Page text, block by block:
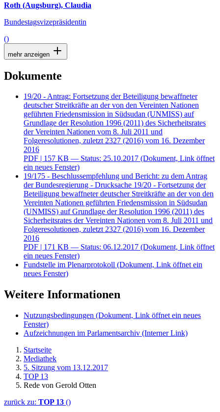
Roth (Augsburg), Claudia
Bundestagsvizepräsidentin
()
mehr anzeigen
Dokumente
19/20 - Antrag: Fortsetzung der Beteiligung bewaffneter
deutscher Streitkräfte an der von den Vereinten Nationen
geführten Friedensmission in Südsudan (UNMISS) auf
Grundlage der Resolution 1996 (2011) des Sicherheitsrates
der Vereinten Nationen vom 8. Juli 2011 und
Folgeresolutionen, zuletzt 2327 (2016) vom 16. Dezember
2016
PDF | 157 KB — Status: 25.10.2017 (Dokument, Link öffnet
ein neues Fenster)
19/175 - Beschlussempfehlung und Bericht: zu dem Antrag
der Bundesregierung - Drucksache 19/20 - Fortsetzung der
Beteiligung bewaffneter deutscher Streitkräfte an der von den
Vereinten Nationen geführten Friedensmission in Südsudan
(UNMISS) auf Grundlage der Resolution 1996 (2011) des
Sicherheitsrates der Vereinten Nationen vom 8. Juli 2011 und
Folgeresolutionen, zuletzt 2327 (2016) vom 16. Dezember
2016
PDF | 171 KB — Status: 06.12.2017 (Dokument, Link öffnet
ein neues Fenster)
Fundstelle im Plenarprotokoll (Dokument, Link öffnet ein
neues Fenster)
Weitere Informationen
Nutzungsbedingungen (Dokument, Link öffnet ein neues
Fenster)
Aufzeichnungen im Parlamentsarchiv (Interner Link)
Startseite
Mediathek
5. Sitzung vom 13.12.2017
TOP 13
Rede von Gerold Otten
zurück zu: TOP 13 ()